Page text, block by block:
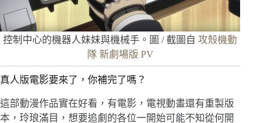
控制中心的機器人妹妹與機械手。圖 / 截圖自攻殼機動
隊 新劇場版 PV
真人版電影要來了，你補完了嗎？
這部動漫作品實在好看，有電影，電視動畫還有重製版
本，玲琅滿目，想要追劇的各位一開始可能不知從何開